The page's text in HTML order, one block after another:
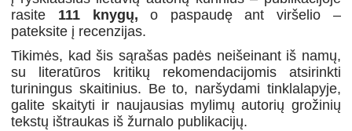
rasite 111 knygų, o paspaudę ant viršelio –
pateksite į recenzijas.
Tikimės, kad šis sąrašas padės neišeinant iš namų,
su literatūros kritikų rekomendacijomis atsirinkti
turiningus skaitinius. Be to, naršydami tinklalapyje,
galite skaityti ir naujausias mylimų autorių grožinių
tekstų ištraukas iš žurnalo publikacijų.